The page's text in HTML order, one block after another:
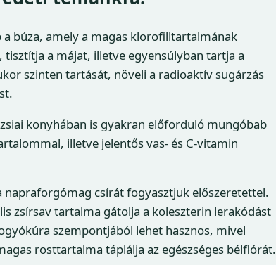
búza, amely a magas klorofilltartalmának
a májat, illetve egyensúlyban tartja a
szinten tartását, növeli a radioaktív sugárzás
konyhában is gyakran előforduló mungóbab
illetve jelentős vas- és C-vitamin
napraforgómag csírát fogyasztjuk előszeretettel.
zsírsav tartalma gátolja a koleszterin lerakódást
szempontjából lehet hasznos, mivel
rosttartalma táplálja az egészséges bélflórát.